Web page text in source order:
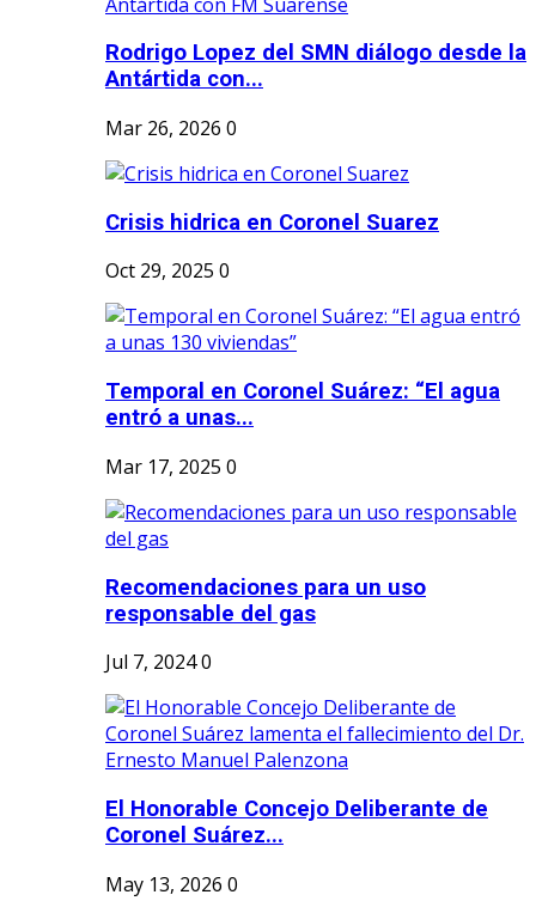
Rodrigo Lopez del SMN diálogo desde la
Antártida con...
Mar 26, 2026 0
Crisis hidrica en Coronel Suarez
Oct 29, 2025 0
Temporal en Coronel Suárez: “El agua
entró a unas...
Mar 17, 2025 0
Recomendaciones para un uso
responsable del gas
Jul 7, 20240
El Honorable Concejo Deliberante de
Coronel Suárez...
May 13, 2026 0